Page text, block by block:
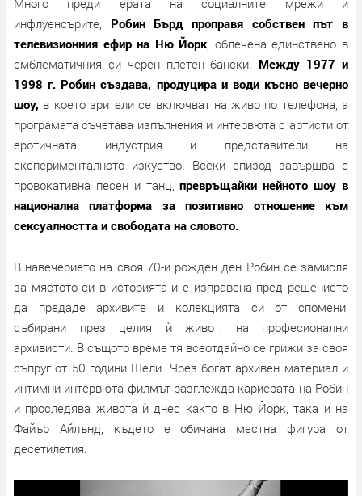
инфлуенсърите,
Робин Бърд проправя собствен път в
телевизионния ефир на Ню Йорк , облечена единствено в
емблематичния си черен плетен бански. Между 1977 и
1998 г. Робин създава, продуцира и води късно вечерно
шоу, в което зрители се включват на живо по телефона, а
програмата съчетава изпълнения и интервюта с артисти от
еротичната индустрия и представители на
експерименталното изкуство. Всеки епизод завършва с
провокативна песен и танц, превръщайки нейното шоу в
национална платформа за позитивно отношение към
сексуалността и свободата на словото.
В навечерието на своя 70-и рожден ден Робин се замисля
за мястото си в историята и е изправена пред решението
да предаде архивите и колекцията си от спомени,
събирани през целия ѝ живот, на професионални
архивисти. В същото време тя всеотдайно се грижи за своя
съпруг от 50 години Шели. Чрез богат архивен материал и
интимни интервюта филмът разглежда кариерата на Робин
и проследява живота ѝ днес както в Ню Йорк, така и на
Файър Айлънд, където е обичана местна фигура от
десетилетия.